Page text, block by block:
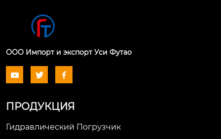
ООО Импорт и экспорт Уси Футао
  
ПРОДУКЦИЯ
Гидравлический Погрузчик